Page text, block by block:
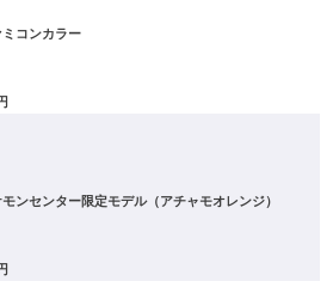
コンカラー
ンセンター限定モデル（アチャモオレンジ）